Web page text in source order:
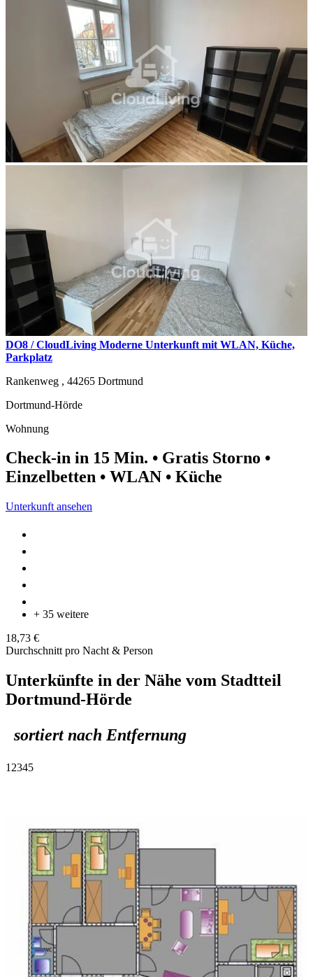
DO8 / CloudLiving Moderne Unterkunft mit WLAN, Küche,
Parkplatz
Rankenweg , 44265 Dortmund
Dortmund-Hörde
Wohnung
Check-in in 15 Min. • Gratis Storno •
Einzelbetten • WLAN • Küche
Unterkunft ansehen
+ 35 weitere
18,73 €
Durchschnitt pro Nacht & Person
Unterkünfte in der Nähe vom Stadtteil
Dortmund-Hörde
sortiert nach Entfernung
1 2345